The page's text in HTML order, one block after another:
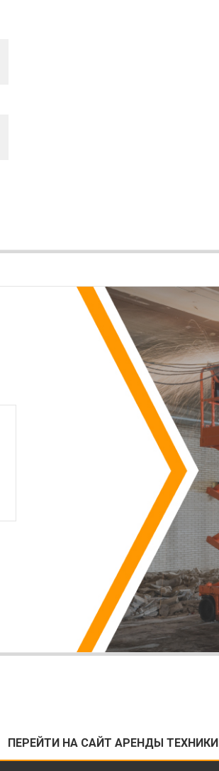
ПЕРЕЙТИ НА САЙТ АРЕНДЫ ТЕХНИКИ